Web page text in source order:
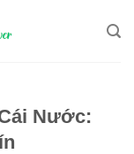
Nước: